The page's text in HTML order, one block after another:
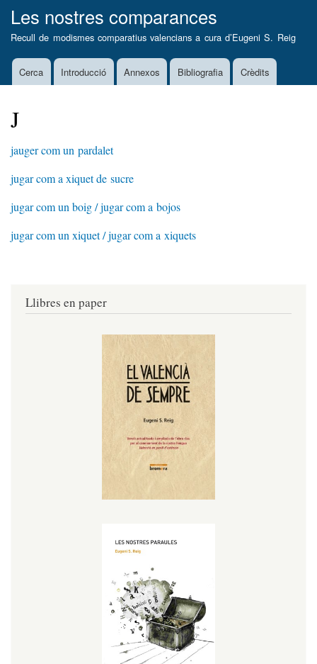
al
contingut
Les nostres comparances
Recull de modismes comparatius valencians a cura d’Eugeni S. Reig
MainCerca Introducció Annexos Bibliografia Crèdits
J
jauger com un pardalet
jugar com a xiquet de sucre
jugar com un boig / jugar com a bojos
jugar com un xiquet / jugar com a xiquets
Llibres en paper